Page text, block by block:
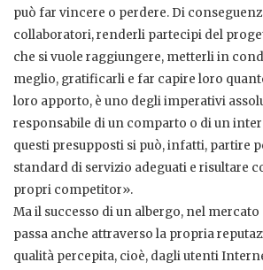
può far vincere o perdere. Di
collaboratori, renderli partecipi del
che si vuole raggiungere, metterli in
meglio, gratificarli e far capire loro
loro apporto, è uno degli imperativi
responsabile di un comparto o di un
questi presupposti si può, infatti, partire
standard di servizio adeguati e risultare
propri competitor».
Ma il successo di un albergo, nel
passa anche attraverso la propria
qualità percepita, cioè, dagli utenti